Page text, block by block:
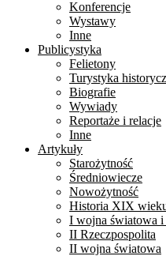
Konferencje
Wystawy
Inne
Publicystyka
Felietony
Turystyka
Biografie
Wywiady
Reportaże i relacje
Inne
Artykuły
Starożytność
Średniowiecze
Nowożytność
Historia XIX
I wojna światowa
II Rzeczpospolita
II wojna światowa